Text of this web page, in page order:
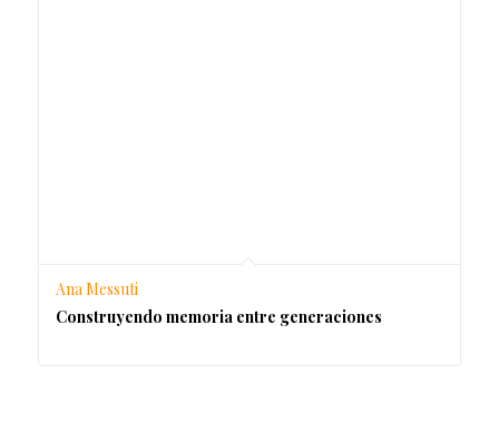
Ana Messuti
Construyendo memoria entre generaciones